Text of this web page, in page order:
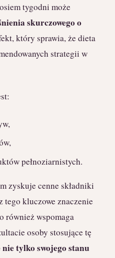
tygodni może
skurczowego o
który sprawia, że dieta
strategii w
pełnoziarnistych.
zyskuje cenne składniki
tego kluczowe znaczenie
również wspomaga
osoby stosujące tę
nie tylko swojego stanu